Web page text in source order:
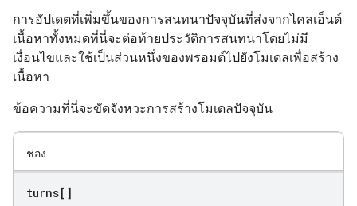
การอัปเดตที่เพิ่มขึ้นของการสนทนาปัจจุบันที่ส่งจากไคลเอ็นต์
เนื้อหาทั้งหมดที่นี่จะต่อท้ายประวัติการสนทนาโดยไม่มี
เงื่อนไขและใช้เป็นส่วนหนึ่งของพรอมต์ไปยังโมเดลเพื่อสร้าง
เนื้อหา
ข้อความที่นี่จะขัดจังหวะการสร้างโมเดลปัจจุบัน
ช่อง
turns[]